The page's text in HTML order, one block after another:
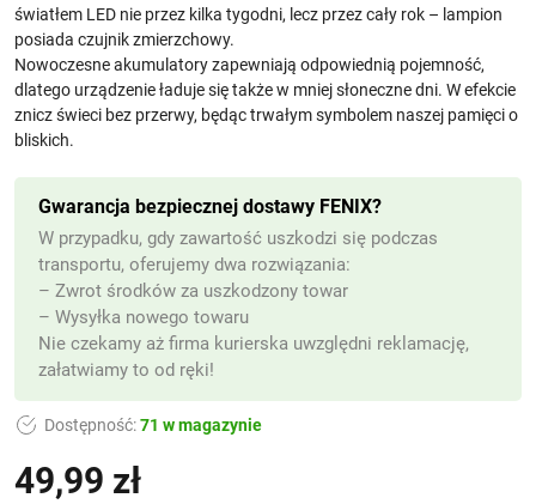
49,99 zł
światłem LED nie przez kilka tygodni, lecz przez cały rok – lampion
posiada czujnik zmierzchowy.
Nowoczesne akumulatory zapewniają odpowiednią pojemność,
dlatego urządzenie ładuje się także w mniej słoneczne dni. W efekcie
znicz świeci bez przerwy, będąc trwałym symbolem naszej pamięci o
bliskich.
Dostępność:71 w magazynie
Gwarancja bezpiecznej dostawy FENIX?
W przypadku, gdy zawartość uszkodzi się podczas
transportu, oferujemy dwa rozwiązania:
– Zwrot środków za uszkodzony towar
– Wysyłka nowego towaru
Nie czekamy aż firma kurierska uwzględni reklamację,
załatwiamy to od ręki!